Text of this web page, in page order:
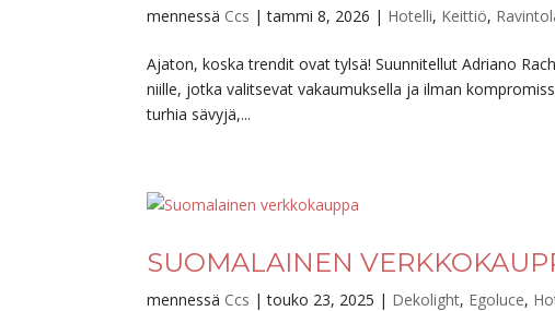
mennessä Ccs |tammi 8, 2026 | Hotelli, Keittiö,
Ajaton, koska trendit ovat tylsä! Suunnitellut Adriano
niille, jotka valitsevat vakaumuksella ja ilman
turhia sävyjä,...
SUOMALAINEN
mennessä Ccs |touko 23, 2025 | Dekolight, Egoluce,